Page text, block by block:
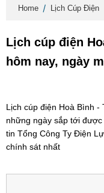
Home Lịch Cúp Điện
Lịch cúp điện
hôm nay, ngày
Lịch cúp điện Hoà Bình -
những ngày sắp tới
tin Tổng Công Ty Điện
chính sát nhất